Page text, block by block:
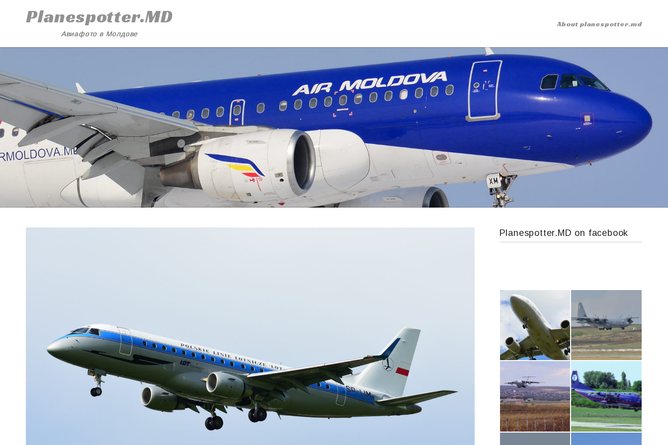
Planespotter.MD
Авиафото в Молдове
About planespotter.md
Planespotter.MD on facebook
Airbus A319-114 D-AILN, Lufthansa, Франкфурт-Кишинев, 24/06/18 MC-130, 15731